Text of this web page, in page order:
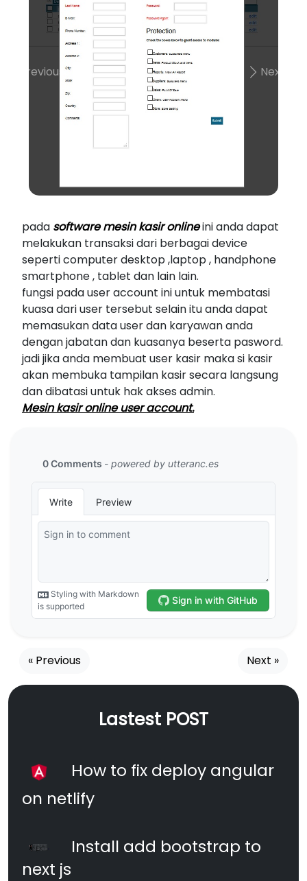
Previous Next
pada software mesin kasir onlineini anda dapat
melakukan transaksi dari berbagai device
seperti computer desktop ,laptop , handphone
smartphone , tablet dan lain lain.
fungsi pada user account ini untuk membatasi
kuasa dari user tersebut selain itu anda dapat
memasukan data user dan karyawan anda
dengan jabatan dan kuasanya beserta pasword.
jadi jika anda membuat user kasir maka si kasir
akan membuka tampilan kasir secara langsung
dan dibatasi untuk hak akses admin.
Mesin kasir online user account.
« Previous Next »
Lastest POST
How to fix deploy angular
on netlify
Install add bootstrap to
next js